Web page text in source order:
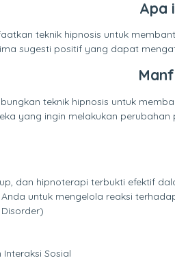
Apa
teknik hipnosis untuk
sugesti positif yang dapat
teknik hipnosis untuk
yang ingin melakukan
dan hipnoterapi terbukti efektif
untuk mengelola reaksi
Sosial